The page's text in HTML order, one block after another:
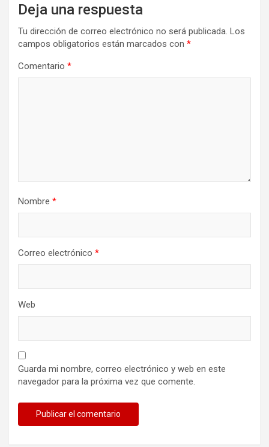
Deja una respuesta
Tu dirección de correo electrónico no será publicada. Los
campos obligatorios están marcados con *
Comentario *
Nombre *
Correo electrónico *
Web
Guarda mi nombre, correo electrónico y web en este
navegador para la próxima vez que comente.